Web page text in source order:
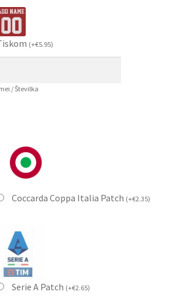
(+€5.95)
/ Številka
Coccarda Coppa Italia Patch (+€2.35)
Serie A Patch (+€2.65)